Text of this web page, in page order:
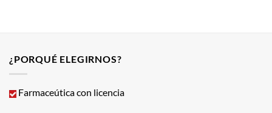
¿PORQUÉ ELEGIRNOS?
Farmaceútica con licencia